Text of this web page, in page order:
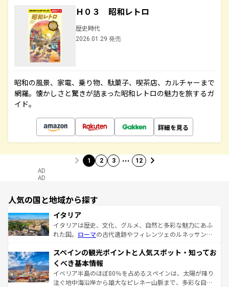
Ｈ０３ 昭和レトロ
歴史時代
2026.01.29 発売
昭和の風景、家電、乗り物、駄菓子、喫茶店、カルチャーまで
網羅。懐かしさと驚きが詰まった昭和レトロの魅力を旅するガ
イド。
詳細を見る
1 2 3 … 12
AD
AD
人気の国と地域から探す
イタリア
イタリアは歴史、文化、グルメ、自然と多彩な魅力にあふ
れた国。 ローマの古代遺跡やフィレンツェのルネッサンス
ろん、トスカーナの美しい田園風景やアマルフィ海岸の絶
景など、自然景観も見逃せない。観光の合間には、本場の
ピザやパスタなど、絶品のイタリア料理を堪能することも
できる。朝目覚めてから夜眠るまで、すべての瞬間を楽し
スペインの観光ポイントと人気スポット・知ってお
くべき基本情報
イベリア半島のほぼ80％を占めるスペインは、太陽が降り
注ぐ地中海沿岸から雄大なピレネー山脈まで、多彩な自然